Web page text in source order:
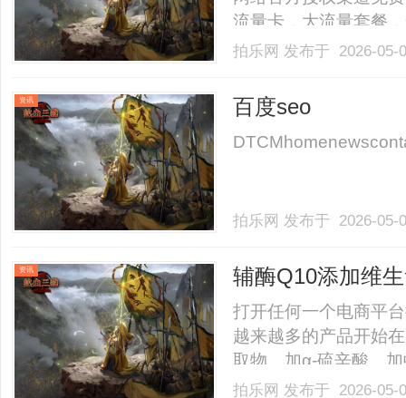
流量卡，大流量套餐
快递免费送到家。立
国城市覆盖24h客服
拍乐网 发布于 2026-
资讯 百度seo
拍乐网 发布于 2026-
资讯
辅酶Q10添加维
方vs单项冠军的
打开任何一个电商平
越来越多的产品开始
取物、加α-硫辛酸、
合配方""黄金搭档""
拍乐网 发布于 2026-